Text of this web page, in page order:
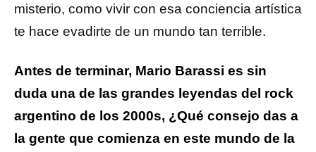
misterio, como vivir con esa conciencia artística
te hace evadirte de un mundo tan terrible.
Antes de terminar, Mario Barassi es sin
duda una de las grandes leyendas del rock
argentino de los 2000s, ¿Qué consejo das a
la gente que comienza en este mundo de la